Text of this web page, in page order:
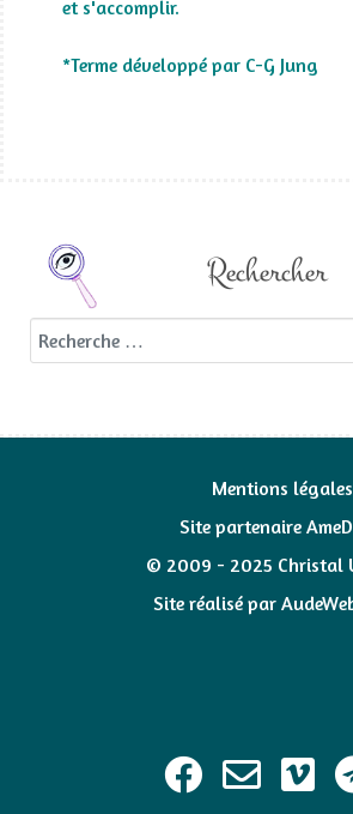
et s'accomplir.
*Terme développé par C-G Jung
Rechercher
Rechercher
Mentions légales
Site partenaire
© 2009 - 2025 Christal
Site réalisé par